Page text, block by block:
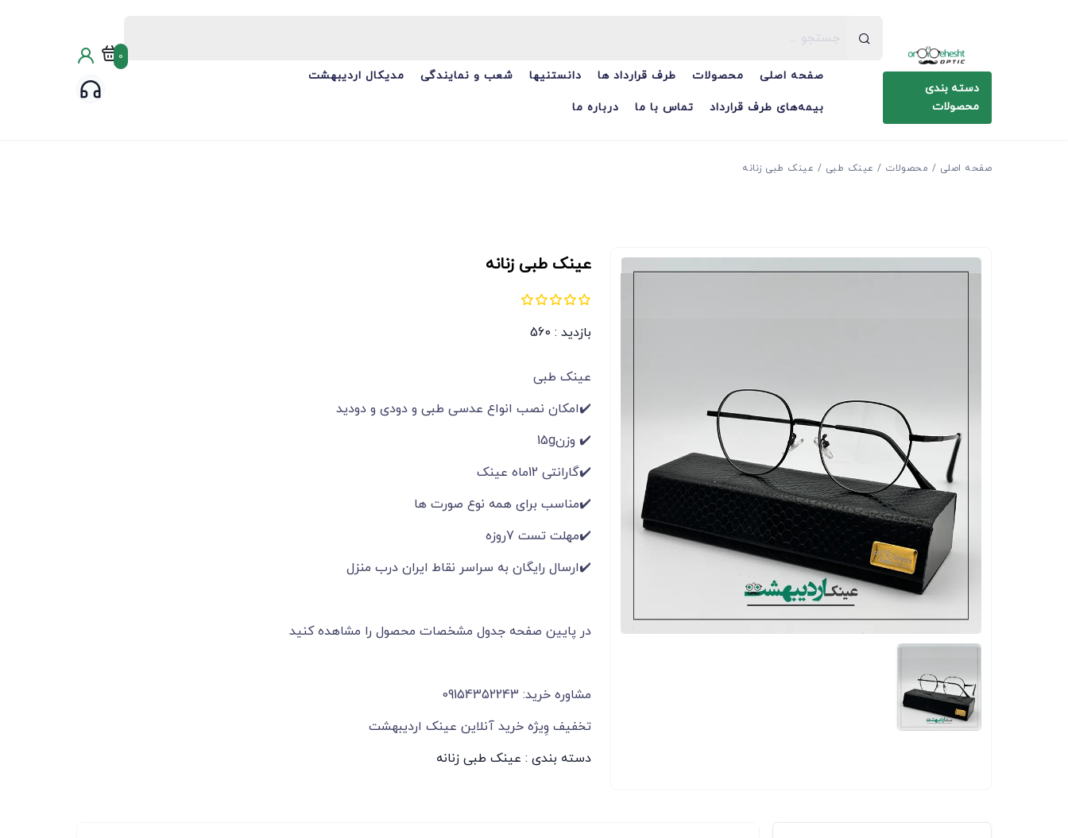
دسته بندی
محصولات
صفحه اصلی محصولات طرف قرارداد ها دانستنیها شعب و نمایندگی مدیکال اردیبهشت
بیمه‌های طرف قرارداد تماس با ما درباره ما
0
صفحه اصلی محصولات عینک طبی عینک طبی زنانه
عینک طبی زنانه
بازدید : 560
عینک طبی
✔️امکان نصب انواع عدسی طبی و دودی و دودید
✔️ وزن15g
✔️گارانتی 12ماه عینک
✔️مناسب برای همه نوع صورت ها
✔️مهلت تست 7روزه
✔️ارسال رایگان به سراسر نقاط ایران درب منزل
در پایین صفحه جدول مشخصات محصول را مشاهده کنید
مشاوره خرید: 09154352243
تخفیف وِیژه خرید آنلاین عینک اردیبهشت
دسته بندی : عینک طبی زنانه